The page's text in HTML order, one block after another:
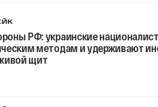
РФ: украинские
методам и удерживают
щит